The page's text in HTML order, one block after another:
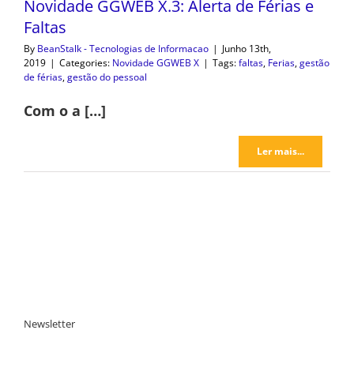
Novidade GGWEB X.3: Alerta de Férias e
Faltas
By BeanStalk - Tecnologias de Informacao | Junho 13th,
2019 | Categories: Novidade GGWEB X | Tags:faltas, Ferias,gestão
de férias,gestão do pessoal
Com o a […]
Ler mais...
Newsletter